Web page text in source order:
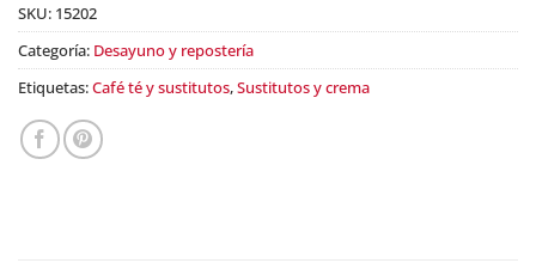
SKU: 15202
Categoría: Desayuno y repostería
Etiquetas:Café té y sustitutos,Sustitutos y crema